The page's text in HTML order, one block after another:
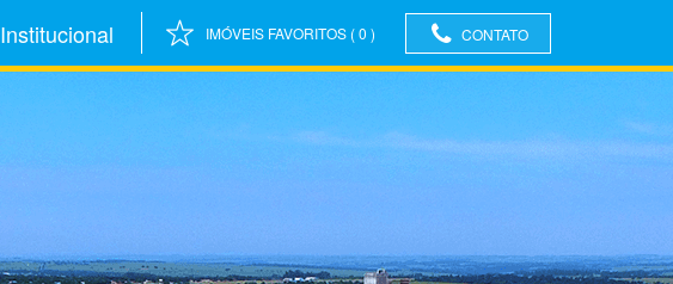
Institucional IMÓVEIS FAVORITOS (0 ) CONTATO